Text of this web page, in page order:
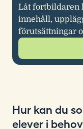
Hur kan du
elever i
Låt fortbildaren
innehåll,
förutsättningar